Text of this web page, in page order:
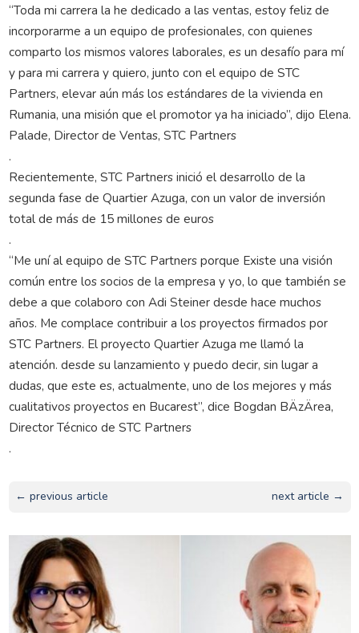
“Toda mi carrera la he dedicado a las ventas, estoy feliz de
incorporarme a un equipo de profesionales, con quienes
comparto los mismos valores laborales, es un desafío para mí
y para mi carrera y quiero, junto con el equipo de STC
Partners, elevar aún más los estándares de la vivienda en
Rumania, una misión que el promotor ya ha iniciado”, dijo Elena.
Palade, Director de Ventas, STC Partners
.
Recientemente, STC Partners inició el desarrollo de la
segunda fase de Quartier Azuga, con un valor de inversión
total de más de 15 millones de euros
.
“Me uní al equipo de STC Partners porque Existe una visión
común entre los socios de la empresa y yo, lo que también se
debe a que colaboro con Adi Steiner desde hace muchos
años. Me complace contribuir a los proyectos firmados por
STC Partners. El proyecto Quartier Azuga me llamó la
atención. desde su lanzamiento y puedo decir, sin lugar a
dudas, que este es, actualmente, uno de los mejores y más
cualitativos proyectos en Bucarest”, dice Bogdan BÄzÄrea,
Director Técnico de STC Partners
.
← previous article next article →